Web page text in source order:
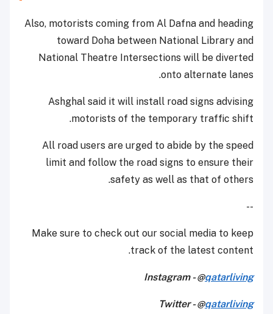
Also, motorists coming from Al Dafna and heading
toward Doha between National Library and
National Theatre Intersections will be diverted
onto alternate lanes.
Ashghal said it will install road signs advising
motorists of the temporary traffic shift.
All road users are urged to abide by the speed
limit and follow the road signs to ensure their
safety as well as that of others.
--
Make sure to check out our social media to keep
track of the latest content.
Instagram - @qatarliving
Twitter - @qatarliving